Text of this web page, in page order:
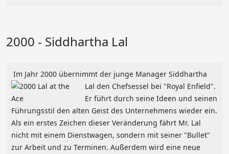
2000 - Siddhartha Lal
Im Jahr 2000 übernimmt der junge Manager Siddhartha
Lal den Chefsessel bei "Royal Enfield".
Er führt durch seine Ideen und seinen
Führungsstil den alten Geist des Unternehmens wieder ein.
Als ein erstes Zeichen dieser Veränderung fährt Mr. Lal
nicht mit einem Dienstwagen, sondern mit seiner "Bullet"
zur Arbeit und zu Terminen. Außerdem wird eine neue